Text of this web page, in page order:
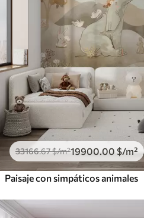
33166.67$/m²19900.00 $/m²
Paisaje con simpáticos animales